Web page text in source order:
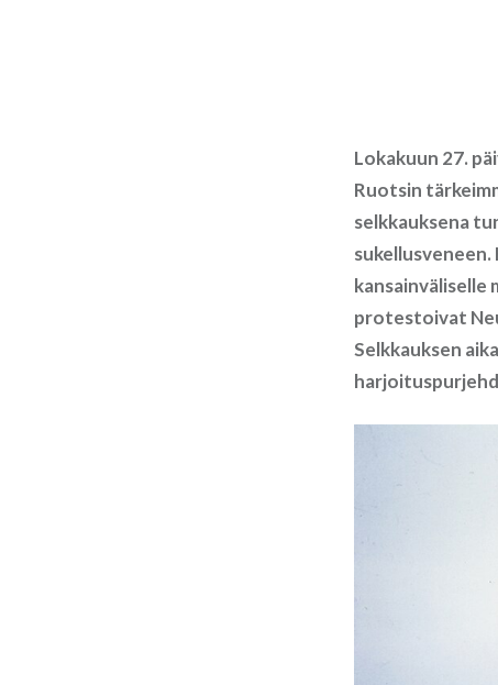
Lokakuun 27.
Ruotsin
selkkauksena
sukellusveneen.
protestoivat
Selkkauksen